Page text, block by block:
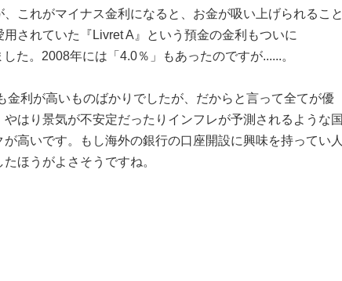
これがマイナス金利になると、お金が吸い上げられること
されていた『Livret A』という預金の金利もついに
た。2008年には「4.0％」もあったのですが......。
金利が高いものばかりでしたが、だからと言って全てが優
はり景気が不安定だったりインフレが予測されるような国
高いです。もし海外の銀行の口座開設に興味を持ってい人
ほうがよさそうですね。